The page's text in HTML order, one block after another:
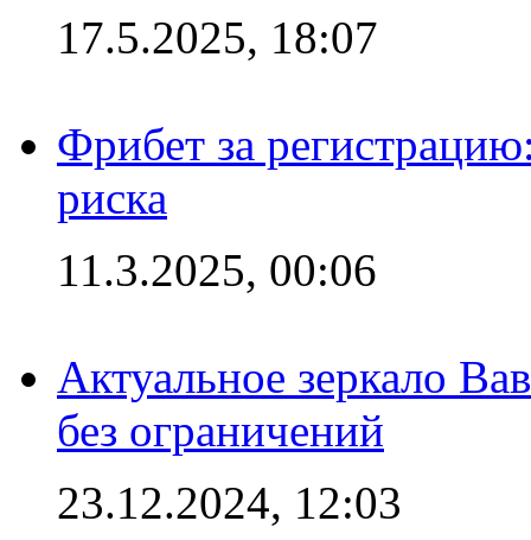
17.5.2025, 18:07
Фрибет за
риска
11.3.2025, 00:06
Актуальное зеркало
без ограничений
23.12.2024, 12:03